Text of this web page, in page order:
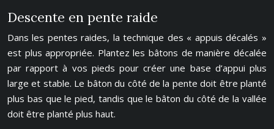
Descente en pente raide
Dans les pentes raides, la technique des « appuis décalés »
est plus appropriée. Plantez les bâtons de manière décalée
par rapport à vos pieds pour créer une base d’appui plus
large et stable. Le bâton du côté de la pente doit être planté
plus bas que le pied, tandis que le bâton du côté de la vallée
doit être planté plus haut.